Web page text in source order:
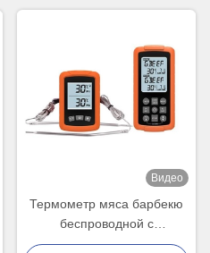
Видео
Термометр мяса барбекю
беспроводной с
низкотемпературным